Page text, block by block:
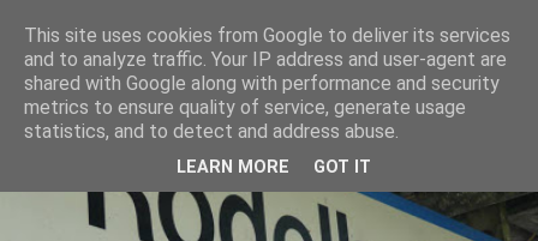
This site uses cookies from Google to deliver its services
and to analyze traffic. Your IP address and user-agent are
shared with Google along with performance and security
metrics to ensure quality of service, generate usage
statistics, and to detect and address abuse.
LEARN MORE GOT IT